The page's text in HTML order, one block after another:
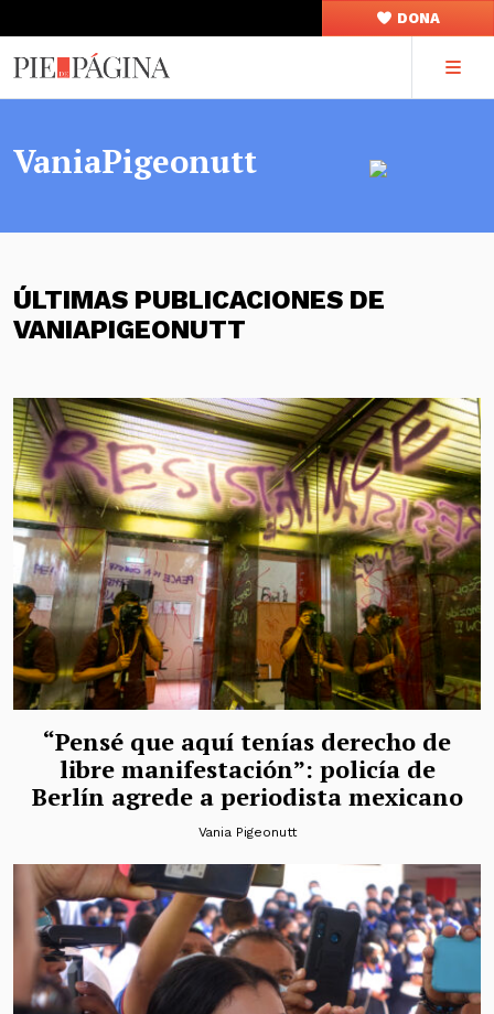
DONA
VaniaPigeonutt
ÚLTIMAS PUBLICACIONES DE
VANIAPIGEONUTT
“Pensé que aquí tenías derecho de
libre manifestación”: policía de
Berlín agrede a periodista mexicano
Vania Pigeonutt